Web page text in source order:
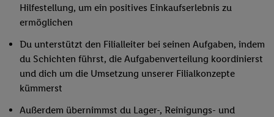
Hilfestellung, um ein positives Einkaufserlebnis zu
ermöglichen
Du unterstützt den Filialleiter bei seinen Aufgaben, indem
du Schichten führst, die Aufgabenverteilung koordinierst
und dich um die Umsetzung unserer Filialkonzepte
kümmerst
Außerdem übernimmst du Lager-, Reinigungs- und